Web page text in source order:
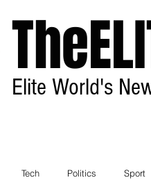
The
Elite World's
Tech Politics Sport